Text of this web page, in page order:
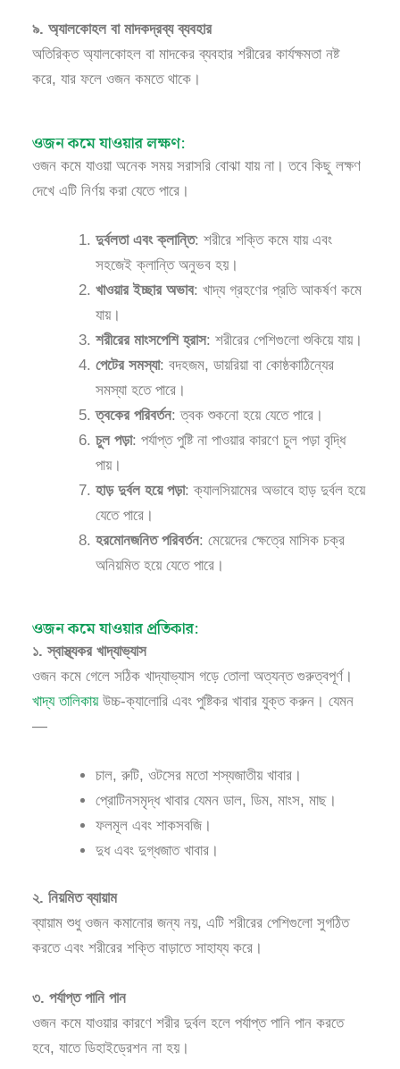
৯. অ্যালকোহল বা মাদকদ্রব্য ব্যবহার
অতিরিক্ত অ্যালকোহল বা মাদকের ব্যবহার শরীরের কার্যক্ষমতা নষ্ট
করে, যার ফলে ওজন কমতে থাকে।
ওজন কমে যাওয়ার লক্ষণ:
ওজন কমে যাওয়া অনেক সময় সরাসরি বোঝা যায় না। তবে কিছু লক্ষণ
দেখে এটি নির্ণয় করা যেতে পারে।
দুর্বলতা এবং ক্লান্তি: শরীরে শক্তি কমে যায় এবং
সহজেই ক্লান্তি অনুভব হয়।
খাওয়ার ইচ্ছার অভাব: খাদ্য গ্রহণের প্রতি আকর্ষণ কমে
যায়।
শরীরের মাংসপেশি হ্রাস: শরীরের পেশিগুলো শুকিয়ে যায়।
পেটের সমস্যা: বদহজম, ডায়রিয়া বা কোষ্ঠকাঠিন্যের
সমস্যা হতে পারে।
ত্বকের পরিবর্তন: ত্বক শুকনো হয়ে যেতে পারে।
চুল পড়া: পর্যাপ্ত পুষ্টি না পাওয়ার কারণে চুল পড়া বৃদ্ধি
পায়।
হাড় দুর্বল হয়ে পড়া: ক্যালসিয়ামের অভাবে হাড় দুর্বল হয়ে
যেতে পারে।
হরমোনজনিত পরিবর্তন: মেয়েদের ক্ষেত্রে মাসিক চক্র
অনিয়মিত হয়ে যেতে পারে।
ওজন কমে যাওয়ার প্রতিকার:
১. স্বাস্থ্যকর খাদ্যাভ্যাস
ওজন কমে গেলে সঠিক খাদ্যাভ্যাস গড়ে তোলা অত্যন্ত গুরুত্বপূর্ণ।
খাদ্য তালিকায়উচ্চ-ক্যালোরি এবং পুষ্টিকর খাবার যুক্ত করুন। যেমন
—
চাল, রুটি, ওটসের মতো শস্যজাতীয় খাবার।
প্রোটিনসমৃদ্ধ খাবার যেমন ডাল, ডিম, মাংস, মাছ।
ফলমূল এবং শাকসবজি।
দুধ এবং দুগ্ধজাত খাবার।
২. নিয়মিত ব্যায়াম
ব্যায়াম শুধু ওজন কমানোর জন্য নয়, এটি শরীরের পেশিগুলো সুগঠিত
করতে এবং শরীরের শক্তি বাড়াতে সাহায্য করে।
৩. পর্যাপ্ত পানি পান
ওজন কমে যাওয়ার কারণে শরীর দুর্বল হলে পর্যাপ্ত পানি পান করতে
হবে, যাতে ডিহাইড্রেশন না হয়।